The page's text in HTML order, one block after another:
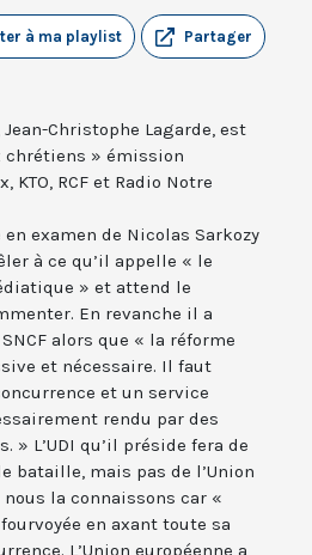
Partager
à ma playlist
Jean-Christophe Lagarde, est
chrétiens » émission
KTO, RCF et Radio Notre
examen de Nicolas Sarkozy
à ce qu’il appelle « le
» et attend le
En revanche il a
alors que « la réforme
et nécessaire. Il faut
et un service
rendu par des
» L’UDI qu’il préside fera de
bataille, mais pas de l’Union
la connaissons car «
en axant toute sa
L’Union européenne a